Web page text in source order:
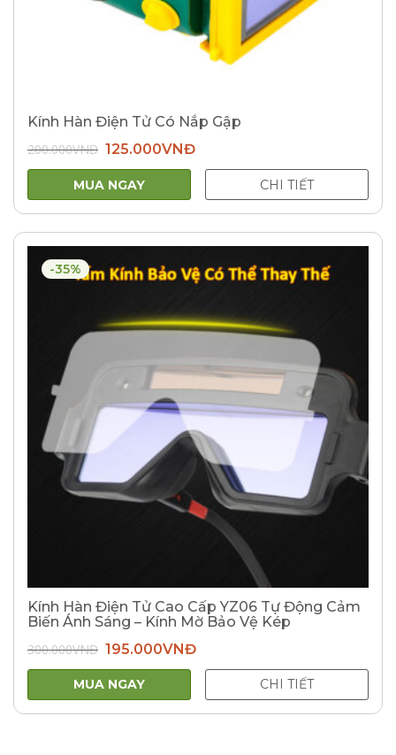
Kính Hàn Điện Tử Có Nắp Gập
200.000VNĐ Giá
gốc
là:
200.000VNĐ.
125.000VNĐGiá
tại
125.000VNĐ.
MUA NGAY CHI TIẾT
-35%
Kính Hàn Điện Tử Cao Cấp YZ06 Tự Động Cảm
Biến Ánh Sáng – Kính Mờ Bảo Vệ Kép
300.000VNĐ Giá
gốc
là:
300.000VNĐ.
195.000VNĐGiá
tại
195.000VNĐ.
MUA NGAY CHI TIẾT